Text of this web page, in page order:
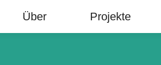
Über Projekte